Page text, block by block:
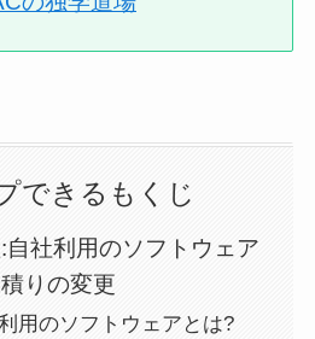
できるもくじ
社利用のソフトウェア
りの変更
用のソフトウェアとは?